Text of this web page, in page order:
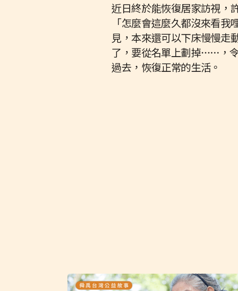
近日終於能恢復居家訪視，
「怎麼會這麼久都沒來看
見，本來還可以下床慢慢走
了，要從名單上劃掉……，
過去，恢復正常的生活。